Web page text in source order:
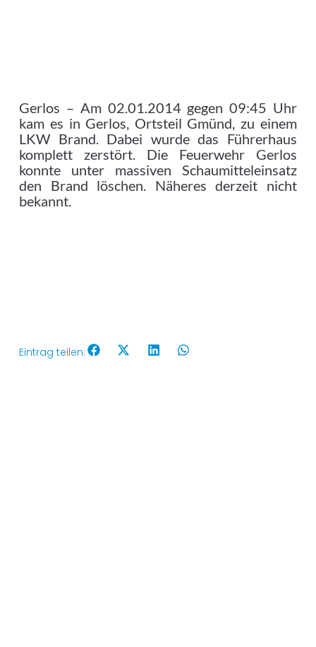
Gerlos – Am 02.01.2014 gegen 09:45 Uhr
kam es in Gerlos, Ortsteil Gmünd, zu einem
LKW Brand. Dabei wurde das Führerhaus
komplett zerstört. Die Feuerwehr Gerlos
konnte unter massiven Schaumitteleinsatz
den Brand löschen. Näheres derzeit nicht
bekannt.
Eintrag teilen: